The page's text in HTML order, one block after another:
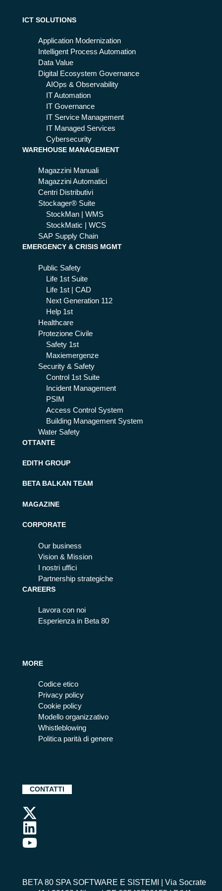
Pla
me
ICT SOLUTIONS
Application Modernization
Intelligent Process Automation
Data Value
Digital Ecosystem Governance
AIOps & Observability
IT Automation
IT Governance
IT Service Management
IT Managed Services
Cybersecurity
WAREHOUSE MANAGEMENT
Magazzini Manuali
Magazzini Automatici
Centri Distributivi
Stockager® Suite
StockMan | WMS
StockMatic | WCS
SAP Supply Chain
EMERGENCY & CRISIS MGMT
Public Safety
Life 1st Suite
Life 1st | CAD
Next Generation 112
Help 1st
Healthcare
Protezione Civile
Safety 1st
Maxiemergenze
Security & Safety
Control 1st Suite
Incident Management
PSIM
Access Control System
Building Management System
Water Safety
OTTANTE
EDITH GROUP
BETA BALKAN TEAM
MAGAZINE
CORPORATE
Our business
Vision & Mission
I nostri uffici
Partnership strategiche
CAREERS
Lavora con noi
Esperienza in Beta 80
MORE
Codice etico
Privacy policy
Cookie policy
Modello organizzativo
Whistleblowing
Politica parità di genere
CONTATTI
BETA 80 SPA SOFTWARE E SISTEMI | Via Socrate